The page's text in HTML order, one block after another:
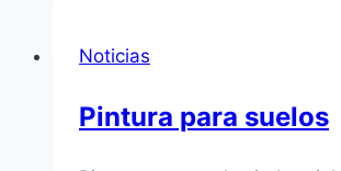
Noticias
Pintura para suelos